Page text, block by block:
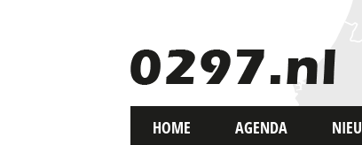
HOME AGENDA